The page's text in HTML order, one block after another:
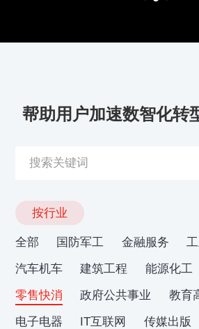
帮助用户加速数智化转
按行业
全部 国防军工 金融服务
汽车机车
建筑工程 能源化工
零售快消
政府公共事业
教育
电子电器
IT互联网 传媒出版